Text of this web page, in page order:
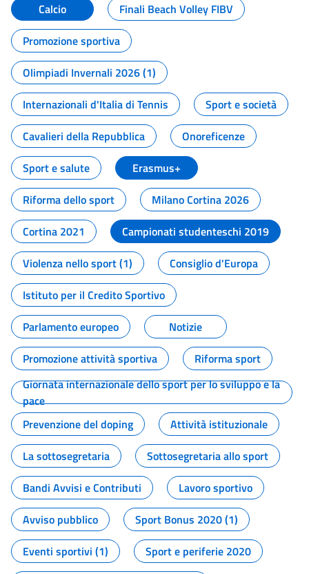
Calcio
Finali Beach Volley FIBV
Promozione sportiva
Olimpiadi Invernali 2026 (1)
Internazionali d'Italia di Tennis
Sport e società
Cavalieri della Repubblica
Onoreficenze
Sport e salute
Erasmus+
Riforma dello sport
Milano Cortina 2026
Cortina 2021
Campionati studenteschi 2019
Violenza nello sport (1)
Consiglio d'Europa
Istituto per il Credito Sportivo
Parlamento europeo
Notizie
Promozione attività sportiva
Riforma sport
Giornata internazionale dello sport per lo sviluppo e la
pace
Prevenzione del doping
Attività istituzionale
La sottosegretaria
Sottosegretaria allo sport
Bandi Avvisi e Contributi
Lavoro sportivo
Avviso pubblico
Sport Bonus 2020 (1)
Eventi sportivi (1)
Sport e periferie 2020